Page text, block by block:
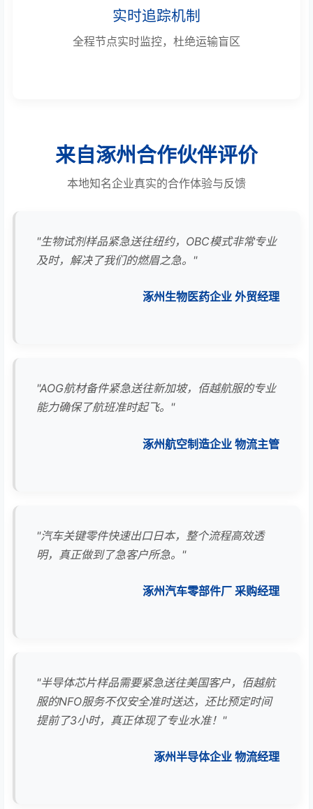
实时追踪机制
全程节点实时监控，杜绝运输盲区
来自涿州合作伙伴评价
本地知名企业真实的合作体验与反馈
"生物试剂样品紧急送往纽约，OBC模式非常专业
及时，解决了我们的燃眉之急。"
涿州生物医药企业 外贸经理
"AOG航材备件紧急送往新加坡，佰越航服的专业
能力确保了航班准时起飞。"
涿州航空制造企业 物流主管
"汽车关键零件快速出口日本，整个流程高效透
明，真正做到了急客户所急。"
涿州汽车零部件厂 采购经理
"半导体芯片样品需要紧急送往美国客户，佰越航
服的NFO服务不仅安全准时送达，还比预定时间
提前了3小时，真正体现了专业水准！"
涿州半导体企业 物流经理